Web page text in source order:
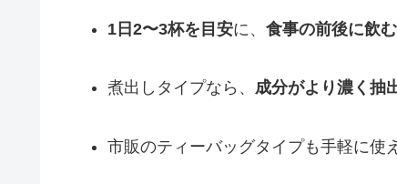
1日2〜3杯を目安に、 食事の前後に飲
煮出しタイプなら、 成分がより濃く抽
市販のティーバッグタイプも手軽に使